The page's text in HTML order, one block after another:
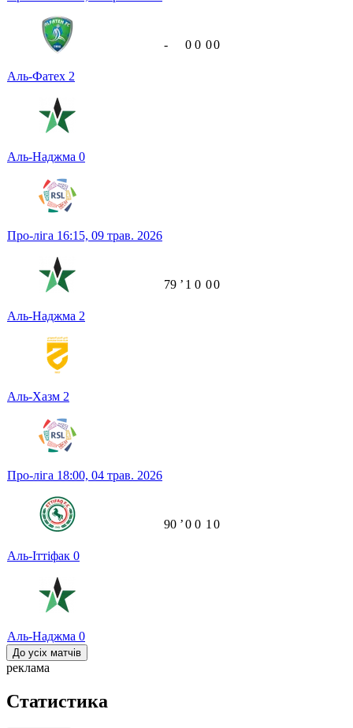
Аль-Фатех 2
Аль-Наджма 0
- 0 0 00
Про-ліга 16:15, 09 трав. 2026
Аль-Наджма 2
Аль-Хазм 2
79 ʼ 1 0 00
Про-ліга 18:00, 04 трав. 2026
Аль-Іттіфак 0
Аль-Наджма 0
90 ʼ0 0 1 0
До усіх матчів
реклама
Статистика